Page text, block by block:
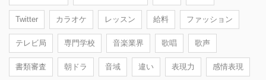
Twitter カラオケ レッスン 給料 ファッション
テレビ局 専門学校 音楽業界 歌唱 歌声
書類審査 朝ドラ 音域 違い 表現力 感情表現